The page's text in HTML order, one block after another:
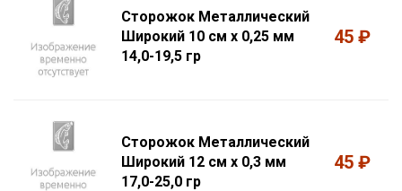
Сторожок Металлический
Широкий 10 см х 0,25 мм
14,0-19,5 гр
45 ₽
Сторожок Металлический
Широкий 12 см х 0,3 мм
17,0-25,0 гр
45 ₽